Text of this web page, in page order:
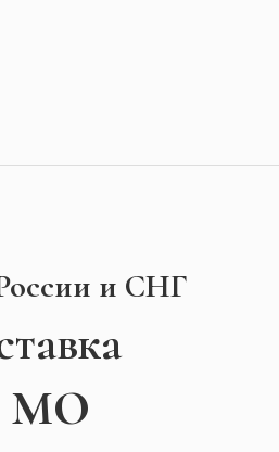
и СНГ
МО